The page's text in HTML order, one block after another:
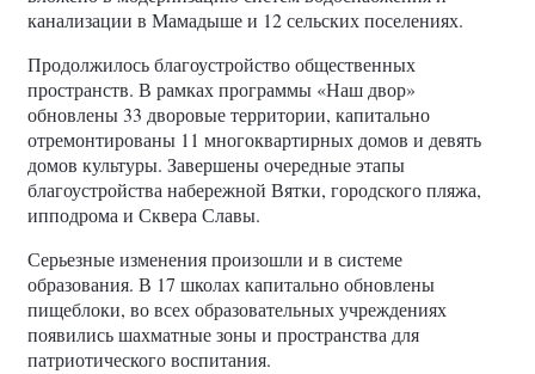
канализации в Мамадыше и 12 сельских поселениях.
Продолжилось благоустройство общественных
пространств. В рамках программы «Наш двор»
обновлены 33 дворовые территории, капитально
отремонтированы 11 многоквартирных домов и девять
домов культуры. Завершены очередные этапы
благоустройства набережной Вятки, городского пляжа,
ипподрома и Сквера Славы.
Серьезные изменения произошли и в системе
образования. В 17 школах капитально обновлены
пищеблоки, во всех образовательных учреждениях
появились шахматные зоны и пространства для
патриотического воспитания.